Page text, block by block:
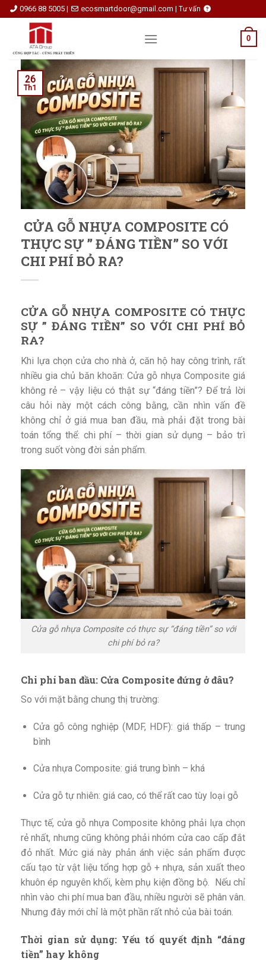
Skip
to
0966 88 5005 | ecosmartdoor@gmail.com | Tư vấn
0
CỬA GỖ NHỰA COMPOSITE CÓ
THỰC SỰ ” ĐÁNG TIỀN” SO VỚI
CHI PHÍ BỎ RA?
26
Th1
CỬA GỖ NHỰA COMPOSITE CÓ THỰC
SỰ ” ĐÁNG TIỀN” SO VỚI CHI PHÍ BỎ
RA?
Khi lựa chọn cửa cho nhà ở, căn hộ hay công trình, rất
nhiều gia chủ băn khoăn: Cửa gỗ nhựa Composite giá
không rẻ – vậy liệu có thật sự “đáng tiền”? Để trả lời
câu hỏi này một cách công bằng, cần nhìn vấn đề
không chỉ ở giá mua ban đầu, mà phải đặt trong bài
toán tổng thể: chi phí – thời gian sử dụng – bảo trì
trong suốt vòng đời sản phẩm.
Cửa gỗ nhựa Composite có thực sự “đáng tiền” so với
chi phí bỏ ra?
Chi phí ban đầu: Cửa Composite đứng ở đâu?
So với mặt bằng chung thị trường:
Cửa gỗ công nghiệp (MDF, HDF): giá thấp – trung
bình
Cửa nhựa Composite: giá trung bình – khá
Cửa gỗ tự nhiên: giá cao, có thể rất cao tùy loại gỗ
Thực tế, cửa gỗ nhựa Composite không phải lựa chọn
rẻ nhất, nhưng cũng không phải nhóm cửa cao cấp đắt
đỏ nhất. Mức giá này phản ánh việc sản phẩm được
cấu tạo từ vật liệu tổng hợp gỗ + nhựa, sản xuất theo
khuôn ép nguyên khối, kèm phụ kiện đồng bộ. Nếu chỉ
nhìn vào chi phí mua ban đầu, nhiều người sẽ phân vân.
Nhưng đây mới chỉ là một phần rất nhỏ của bài toán.
Thời gian sử dụng: Yếu tố quyết định “đáng
tiền” hay không